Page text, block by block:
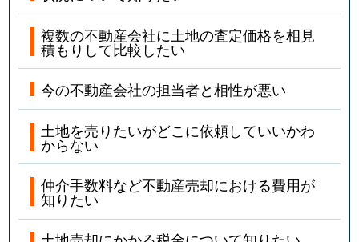
複数の不動産会社に土地の査定価格を相見
積もりして比較したい
今の不動産会社の担当者と相性が悪い
土地を売りたいがどこに依頼していいかわ
からない
仲介手数料など不動産売却における費用が
知りたい